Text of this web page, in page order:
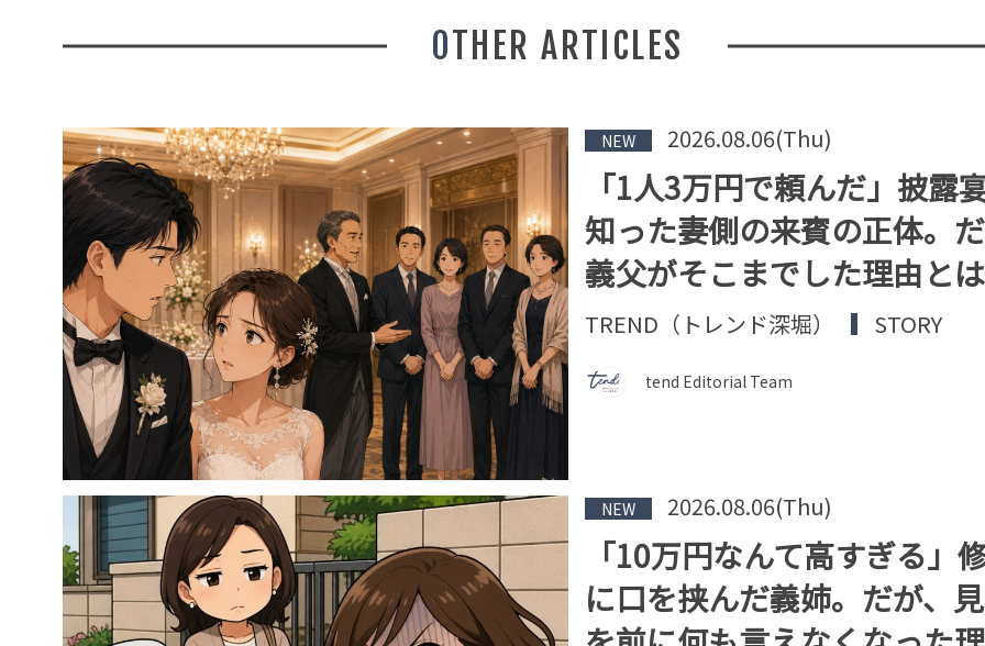
OTHER ARTICLES
NEW 2026.08.06(Thu)
「1人3万円で頼んだ」披露
知った妻側の来賓の正体。だ
義父がそこまでした理由とは
TREND（トレンド深堀） STORY
tend Editorial Team
NEW 2026.08.06(Thu)
「10万円なんて高すぎる」
に口を挟んだ義姉。だが、